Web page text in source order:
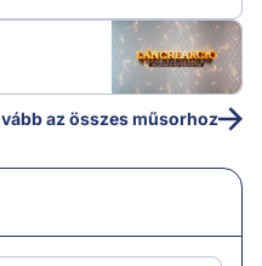
az összes műsorhoz